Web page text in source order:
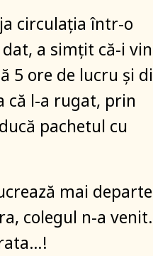
circulația într-o
a simțit că-i
5 ore de lucru și
că l-a rugat, prin
pachetul cu
mai
colegul n-a